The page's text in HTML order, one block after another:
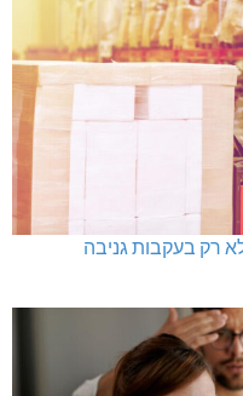
רק בעקבות גניבה